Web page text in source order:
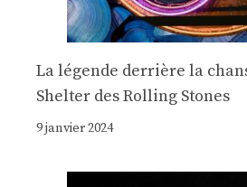
La légende derrière la
Shelter des Rolling Stones
9 janvier 2024